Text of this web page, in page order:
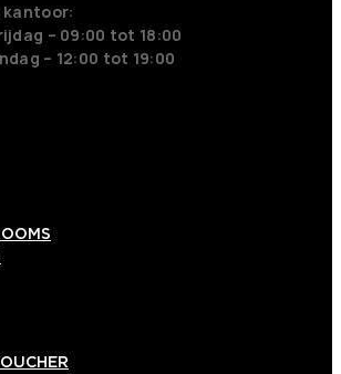
kantoor:
– 09:00 tot 18:00
– 12:00 tot 19:00